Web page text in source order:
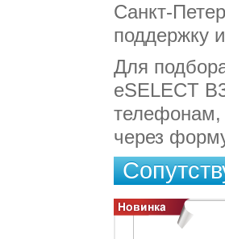
Санкт-
поддержку
Для
eSELECT
телефонам,
через